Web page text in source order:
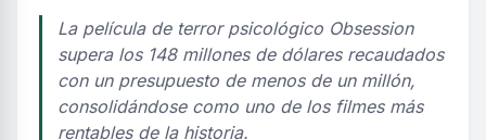
La película de terror psicológico Obsession
supera los 148 millones de dólares recaudados
con un presupuesto de menos de un millón,
consolidándose como uno de los filmes más
rentables de la historia.